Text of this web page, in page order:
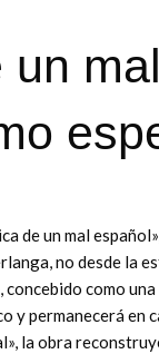
un
de un mal
no desde la
como
y permanecerá
la obra